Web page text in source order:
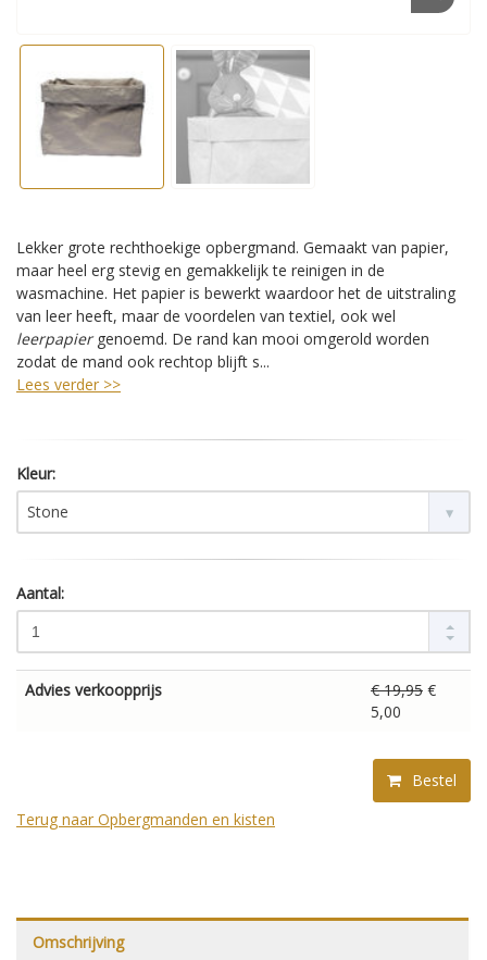
Lekker grote rechthoekige opbergmand. Gemaakt van papier,
maar heel erg stevig en gemakkelijk te reinigen in de
wasmachine. Het papier is bewerkt waardoor het de uitstraling
van leer heeft, maar de voordelen van textiel, ook wel
leerpapiergenoemd. De rand kan mooi omgerold worden
zodat de mand ook rechtop blijft s...
Lees verder >>
Kleur:
Stone
Aantal:
Advies verkoopprijs € 19,95 €
5,00
Bestel
Terug naar Opbergmanden en kisten
Omschrijving